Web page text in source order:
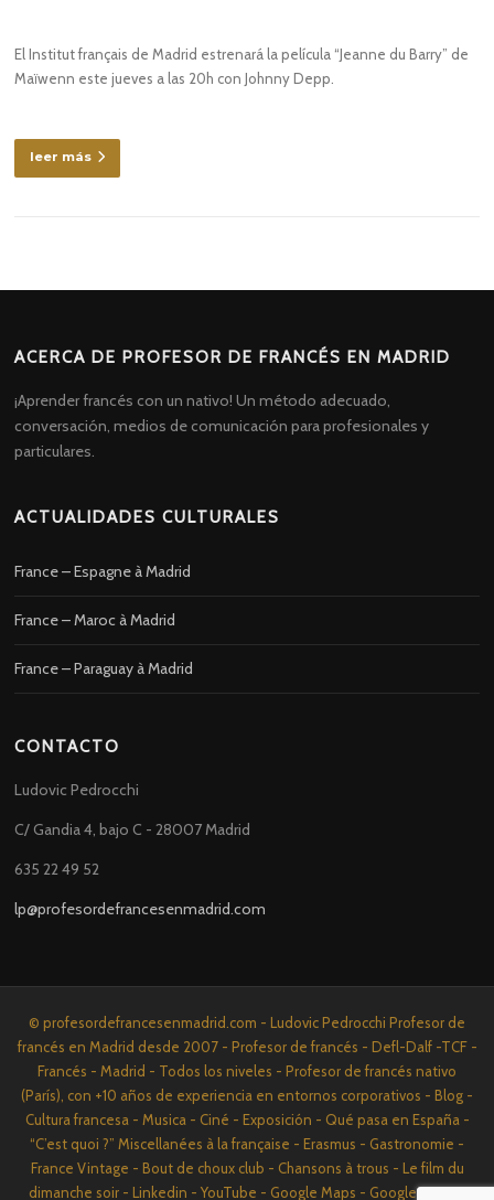
El Institut français de Madrid estrenará la película “Jeanne du Barry” de
Maïwenn este jueves a las 20h con Johnny Depp.
leer más
ACERCA DE PROFESOR DE FRANCÉS EN MADRID
¡Aprender francés con un nativo! Un método adecuado,
conversación, medios de comunicación para profesionales y
particulares.
ACTUALIDADES CULTURALES
France – Espagne à Madrid
France – Maroc à Madrid
France – Paraguay à Madrid
CONTACTO
Ludovic Pedrocchi
C/ Gandia 4, bajo C - 28007 Madrid
635 22 49 52
lp@profesordefrancesenmadrid.com
© profesordefrancesenmadrid.com - Ludovic Pedrocchi Profesor de
francés en Madrid desde 2007 - Profesor de francés - Defl-Dalf -TCF -
Francés - Madrid - Todos los niveles - Profesor de francés nativo
(París), con +10 años de experiencia en entornos corporativos - Blog -
Cultura francesa - Musica - Ciné - Exposición - Qué pasa en España -
“C’est quoi ?” Miscellanées à la française - Erasmus - Gastronomie -
France Vintage - Bout de choux club - Chansons à trous - Le film du
dimanche soir - Linkedin - YouTube - Google Maps - Google News -